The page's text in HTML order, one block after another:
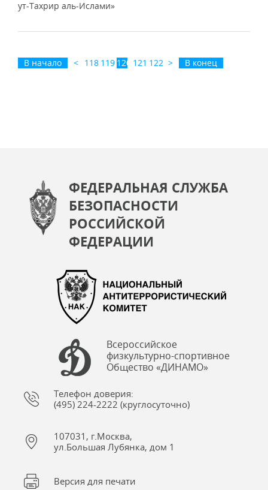
ут-Тахрир аль-Ислами»
В начало < 118 119 120 121 122 > В конец
ФЕДЕРАЛЬНАЯ СЛУЖБА
БЕЗОПАСНОСТИ
РОССИЙСКОЙ
ФЕДЕРАЦИИ
Всероссийское
физкультурно-спортивное
Общество «ДИНАМО»
Телефон доверия:
(495) 224-2222 (круглосуточно)
107031, г.Москва,
ул.Большая Лубянка, дом 1
Версия для печати